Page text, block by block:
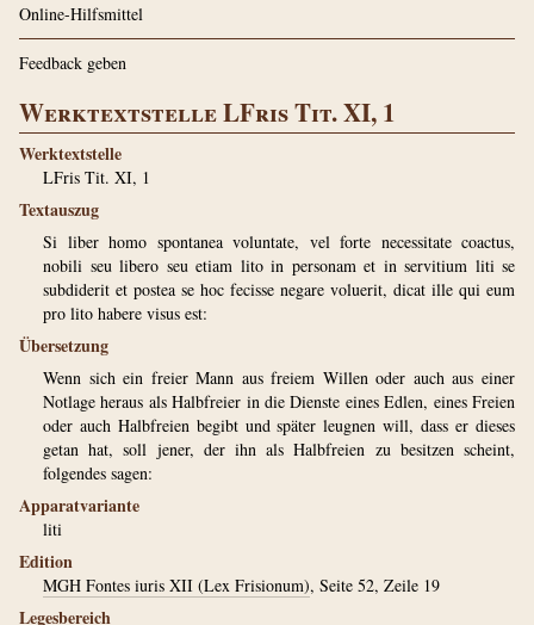
Online-Hilfsmittel
Feedback geben
Werktextstelle LFris Tit. XI, 1
Werktextstelle
LFris Tit. XI, 1
Textauszug
Si liber homo spontanea voluntate, vel forte necessitate coactus,
nobili seu libero seu etiam lito in personam et in servitium liti se
subdiderit et postea se hoc fecisse negare voluerit, dicat ille qui eum
pro lito habere visus est:
Übersetzung
Wenn sich ein freier Mann aus freiem Willen oder auch aus einer
Notlage heraus als Halbfreier in die Dienste eines Edlen, eines Freien
oder auch Halbfreien begibt und später leugnen will, dass er dieses
getan hat, soll jener, der ihn als Halbfreien zu besitzen scheint,
folgendes sagen:
Apparatvariante
liti
Edition
MGH Fontes iuris XII (Lex Frisionum), Seite 52, Zeile 19
Legesbereich